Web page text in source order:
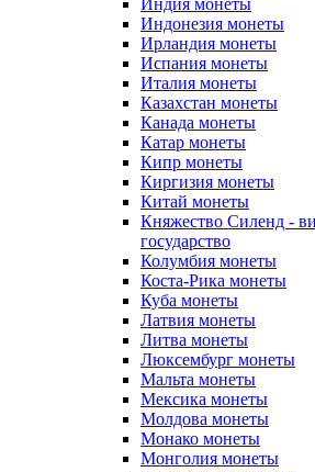
Индия монеты
Индонезия монеты
Ирландия монеты
Испания монеты
Италия монеты
Казахстан монеты
Канада монеты
Катар монеты
Кипр монеты
Киргизия монеты
Китай монеты
Княжество Силенд -
государство
Колумбия монеты
Коста-Рика монеты
Куба монеты
Латвия монеты
Литва монеты
Люксембург монеты
Мальта монеты
Мексика монеты
Молдова монеты
Монако монеты
Монголия монеты